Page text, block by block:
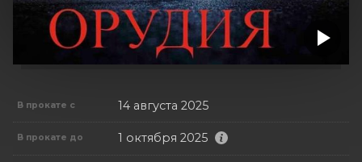
В прокате с 14 августа 2025
В прокате до 1 октября 2025